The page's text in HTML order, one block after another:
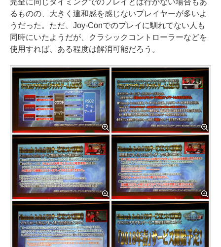
完全に同じタイミングでのプレイとは行かない場合もあ
るものの、大きく違和感を感じないプレイヤーが多いよ
うだった。ただ、Joy-Conでのプレイに馴れてない人も
同時にいたようだが、クラシックコントローラーなどを
使用すれば、ある程度は解消可能だろう。